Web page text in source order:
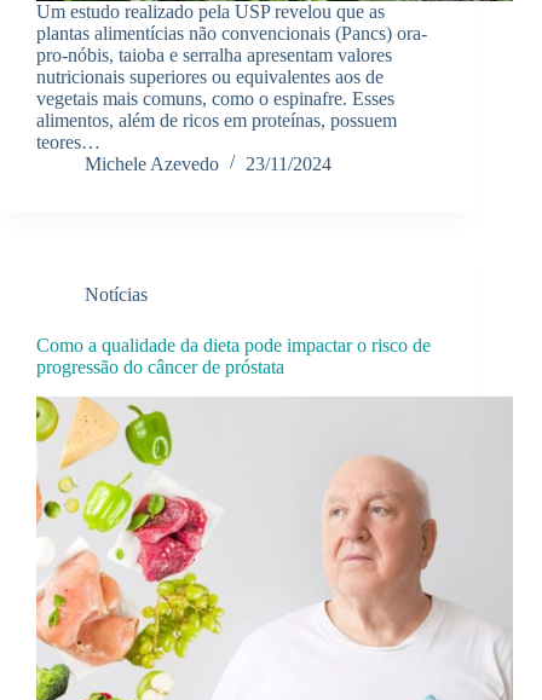
Um estudo realizado pela USP revelou que as
plantas alimentícias não convencionais (Pancs) ora-
pro-nóbis, taioba e serralha apresentam valores
nutricionais superiores ou equivalentes aos de
vegetais mais comuns, como o espinafre. Esses
alimentos, além de ricos em proteínas, possuem
teores…
Michele Azevedo
23/11/2024
Notícias
Como a qualidade da dieta pode impactar o risco de
progressão do câncer de próstata